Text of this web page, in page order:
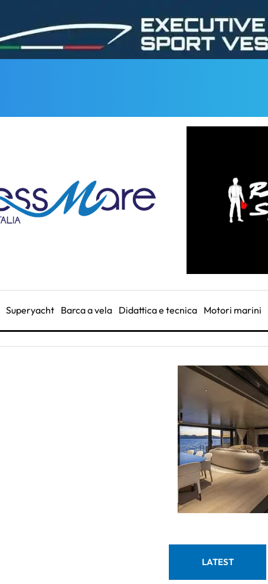
Superyacht Barca a vela Didattica e tecnica Motori marini
LATEST